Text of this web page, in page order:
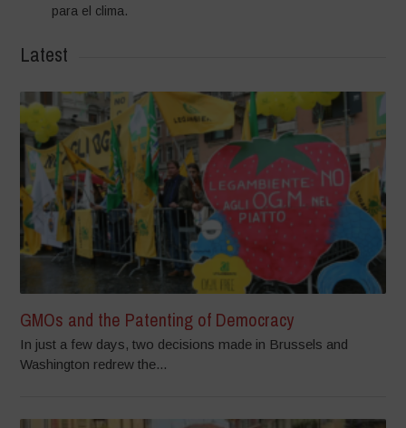
para el clima.
Latest
GMOs and the Patenting of Democracy
In just a few days, two decisions made in Brussels and
Washington redrew the...